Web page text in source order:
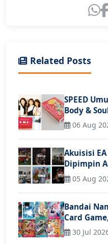
Related Posts
SPEED
Body &
06 Aug
Akuisisi
Dipimpin
05 Aug
Bandai
Card
30 Jul